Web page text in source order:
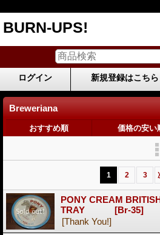
BURN-UPS!
ログイン 新規登録はこちら
Breweriana
おすすめ順 価格の安い
1 2 3
PONY CREAM
TRAY [Br-35]
[Thank You!]